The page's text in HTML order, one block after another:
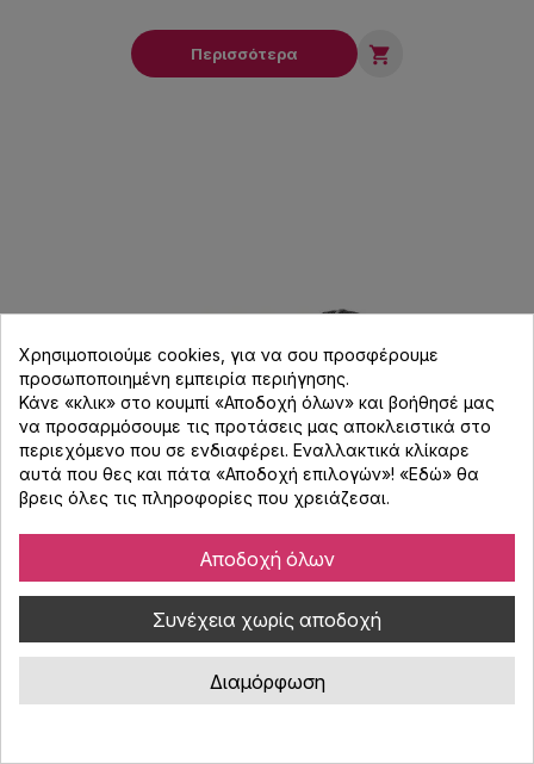
Περισσότερα 
AKG WMS 40 Mini Vocal Set
AKG WMS 40 Mini Vocal, ασύρματο σύστημα μικροφώνου με 30
ώρες διαρκούς λειτουργίας με τη χρήση μίας μόνο μπαταρίας,
με εύκολη και γρήγορη εγκατάσταση και υψηλή ποιότητα ήχου.
Χρησιμοποιούμε cookies, για να σου προσφέρουμε
προσωποποιημένη εμπειρία περιήγησης.
Κάνε «κλικ» στο κουμπί «Αποδοχή όλων» και βοήθησέ μας
να προσαρμόσουμε τις προτάσεις μας αποκλειστικά στο
περιεχόμενο που σε ενδιαφέρει. Εναλλακτικά κλίκαρε
αυτά που θες και πάτα «Αποδοχή επιλογών»! «Εδώ» θα
βρεις όλες τις πληροφορίες που χρειάζεσαι.
Αποδοχή όλων
Συνέχεια χωρίς αποδοχή
Διαμόρφωση